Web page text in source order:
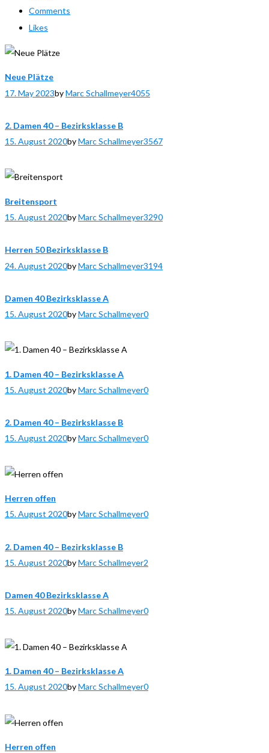
Comments
Likes
Neue Plätze
17. May 2023byMarc Schallmeyer4055
2. Damen 40 – Bezirksklasse B
15. August 2020byMarc Schallmeyer3567
Breitensport
15. August 2020byMarc Schallmeyer3290
Herren 50 Bezirksklasse B
24. August 2020byMarc Schallmeyer3194
Damen 40 Bezirksklasse A
15. August 2020byMarc Schallmeyer0
1. Damen 40 – Bezirksklasse A
15. August 2020byMarc Schallmeyer0
2. Damen 40 – Bezirksklasse B
15. August 2020byMarc Schallmeyer0
Herren offen
15. August 2020byMarc Schallmeyer0
2. Damen 40 – Bezirksklasse B
15. August 2020byMarc Schallmeyer2
Damen 40 Bezirksklasse A
15. August 2020byMarc Schallmeyer0
1. Damen 40 – Bezirksklasse A
15. August 2020byMarc Schallmeyer0
Herren offen